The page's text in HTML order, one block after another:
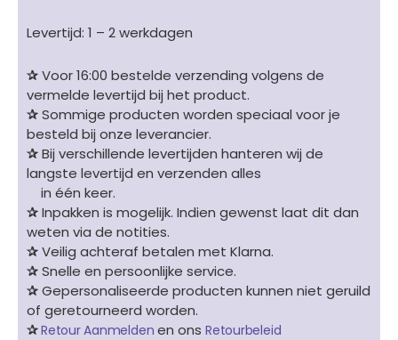
Levertijd: 1 – 2 werkdagen
✰Voor 16:00 bestelde verzending volgens de
vermelde levertijd bij het product.
✰Sommige producten worden speciaal voor je
besteld bij onze leverancier.
✰Bij verschillende levertijden hanteren wij de
langste levertijd en verzenden alles
in één keer.
✰Inpakken is mogelijk. Indien gewenst laat dit dan
weten via de notities.
✰Veilig achteraf betalen met Klarna.
✰Snelle en persoonlijke service.
✰Gepersonaliseerde producten kunnen niet geruild
of geretourneerd worden.
✰Retour Aanmelden en ons Retourbeleid